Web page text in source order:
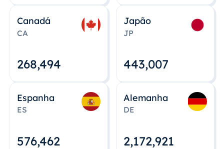
Canadá
CA
268,495
Japão
JP
443,008
Espanha
ES
576,463
Alemanha
DE
2,172,922